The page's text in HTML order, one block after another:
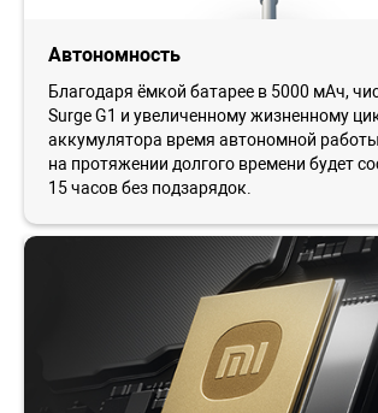
Автономность
Благодаря ёмкой батарее в 5000 мАч,
Surge G1 и увеличенному жизненному
аккумулятора время автономной
на протяжении долгого времени будет
15 часов без подзарядок.